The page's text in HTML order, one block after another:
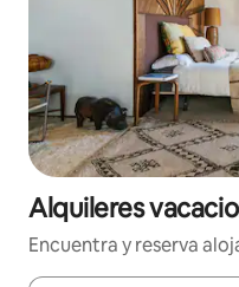
Alquileres
Encuentra y reserva